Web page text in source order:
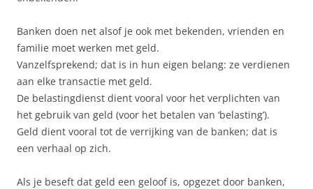
Banken doen net alsof je ook met bekenden, vrienden en
familie moet werken met geld.
Vanzelfsprekend; dat is in hun eigen belang: ze verdienen
aan elke transactie met geld.
De belastingdienst dient vooral voor het verplichten van
het gebruik van geld (voor het betalen van ‘belasting’).
Geld dient vooral tot de verrijking van de banken; dat is
een verhaal op zich.
Als je beseft dat geld een geloof is, opgezet door banken,